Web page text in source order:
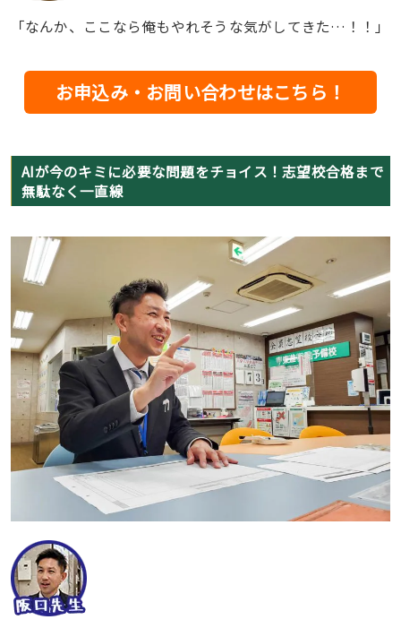
「なんか、ここなら俺もやれそうな気がしてきた…！！」
お申込み・お問い合わせはこちら！
AIが今のキミに必要な問題をチョイス！志望校合格まで
無駄なく一直線